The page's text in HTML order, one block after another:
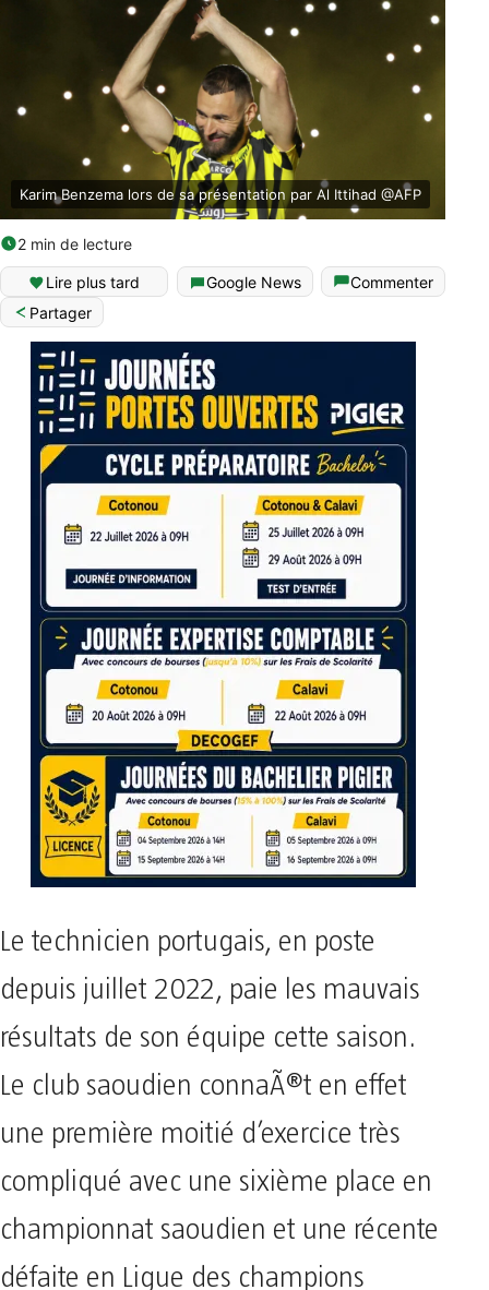
Karim Benzema lors de sa présentation par Al Ittihad @AFP
2 min de lecture
Lire plus tard Google News
Commenter
Partager
Le technicien portugais, en poste
depuis juillet 2022, paie les mauvais
résultats de son équipe cette saison.
Le club saoudien connaÃ®t en effet
une première moitié d’exercice très
compliqué avec une sixième place en
championnat saoudien et une récente
défaite en Ligue des champions